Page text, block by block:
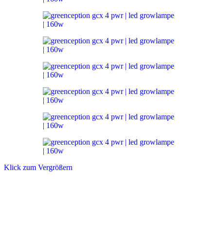
Klick zum Vergrößern